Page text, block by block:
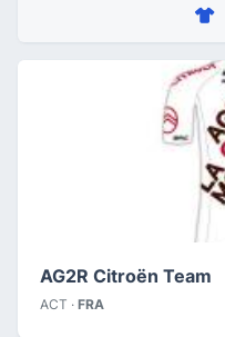
AG2R Citroën Team
ACT · FRA